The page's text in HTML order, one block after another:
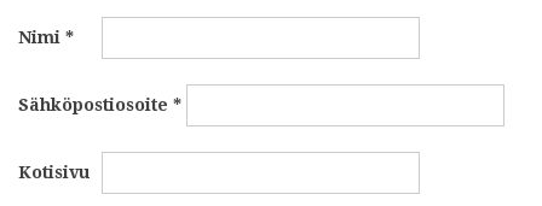
Nimi *
Sähköpostiosoite *
Kotisivu